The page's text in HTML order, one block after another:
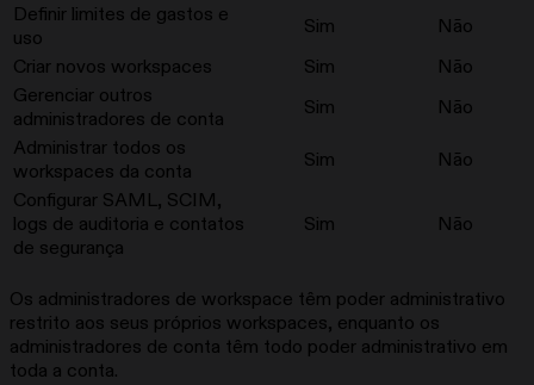
Definir limites de gastos e
uso
Sim
Não
Criar novos workspaces
Sim
Não
Gerenciar outros
administradores de conta
Sim
Não
Administrar todos os
workspaces da conta
Sim
Não
Configurar SAML, SCIM,
logs de auditoria e contatos
de segurança
Sim Não
Os administradores de workspace têm poder administrativo
restrito aos seus próprios workspaces, enquanto os
administradores de conta têm todo poder administrativo em
toda a conta.